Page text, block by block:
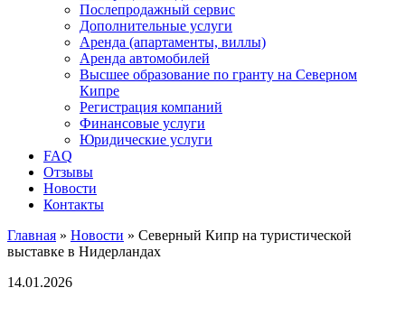
Послепродажный сервис
Дополнительные услуги
Аренда (апартаменты, виллы)
Аренда автомобилей
Высшее образование по гранту на Северном
Кипре
Регистрация компаний
Финансовые услуги
Юридические услуги
FAQ
Отзывы
Новости
Контакты
Главная » Новости » Северный Кипр на туристической
выставке в Нидерландах
14.01.2026